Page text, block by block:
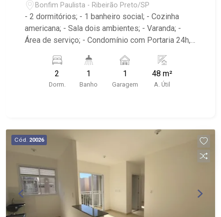
Bonfim Paulista - Ribeirão Preto/SP
- 2 dormitórios; - 1 banheiro social; - Cozinha
americana; - Sala dois ambientes; - Varanda; -
Área de serviço; - Condomínio com Portaria 24h,
Próximo à DaniBe FullStore, Bola na Grama
Bonfim, Baterias Batex, supermercado Gricki e
Centro de Bonfim;
2
Dorm.
1
Banho
1
Garagem
48 m²
A. Útil
Cód. 20026